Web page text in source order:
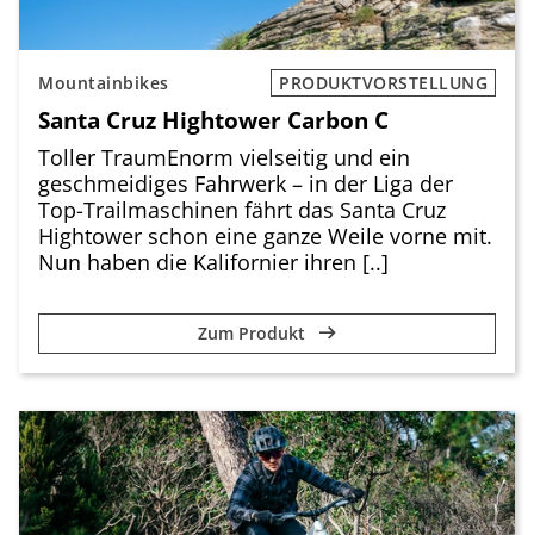
Mountainbikes PRODUKTVORSTELLUNG
Santa Cruz Hightower Carbon C
Toller TraumEnorm vielseitig und ein
geschmeidiges Fahrwerk – in der Liga der
Top-Trailmaschinen fährt das Santa Cruz
Hightower schon eine ganze Weile vorne mit.
Nun haben die Kalifornier ihren [..]
Zum Produkt